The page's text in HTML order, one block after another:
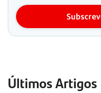
Últimos Artigos